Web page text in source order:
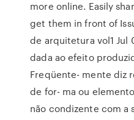
more online. Easily
get them in front of
de arquitetura vol1 Jul
dada ao efeito
Freqüente- mente diz
de for- ma ou
não condizente com a